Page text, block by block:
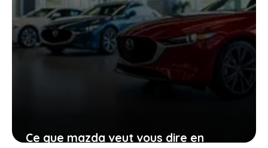
Ce que mazda veut vous dire en